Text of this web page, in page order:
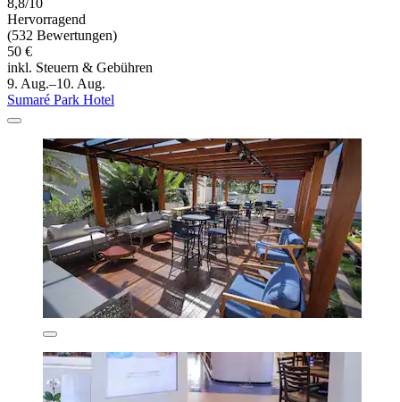
Hervorragend
(532 Bewertungen)
50 €
inkl. Steuern & Gebühren
9. Aug.–10. Aug.
Sumaré Park Hotel